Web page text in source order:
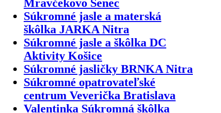
Mravčekovo Senec
Súkromné jasle a materská
škôlka JARKA Nitra
Súkromné jasle a škôlka DC
Aktivity Košice
Súkromné jasličky BRNKA Nitra
Súkromné opatrovateľské
centrum Veverička Bratislava
Valentinka Súkromná škôlka